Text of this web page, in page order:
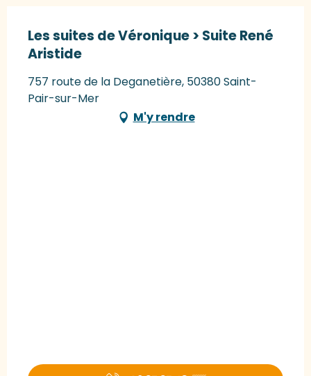
Les suites de Véronique > Suite René
Aristide
757 route de la Deganetière, 50380 Saint-
Pair-sur-Mer
M'y rendre